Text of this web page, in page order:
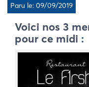
Paru le: 09/09/2019
Voici nos 3
pour ce midi :